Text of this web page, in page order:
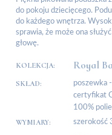
do pokoju dziecięcego.
do każdego wnętrza.
sprawia, że może ona
głowę.
KOLEKCJA: Royal
SKŁAD:
poszewka
certyfikat
100%
WYMIARY: szerokość